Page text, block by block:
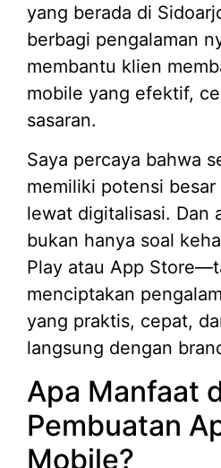
yang berada di
berbagi pengalaman
membantu klien
mobile yang efektif,
sasaran.
Saya percaya bahwa
memiliki potensi
lewat digitalisasi. Dan
bukan hanya soal
Play atau App
menciptakan
yang praktis, cepat,
langsung dengan
Apa Manfaat
Pembuatan
Mobile?